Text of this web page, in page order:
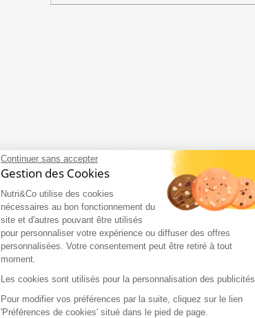
Continuer sans accepter
Gestion des Cookies
Nutri&Co utilise des cookies
nécessaires au bon fonctionnement du
site et d'autres pouvant être utilisés
pour personnaliser votre expérience ou diffuser des offres
personnalisées. Votre consentement peut être retiré à tout
moment.
Les cookies sont utilisés pour la personnalisation des publicités.
Pour modifier vos préférences par la suite, cliquez sur le lien
'Préférences de cookies' situé dans le pied de page.